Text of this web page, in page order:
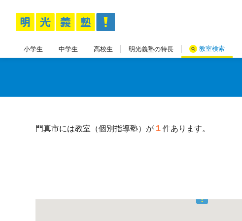
高校生
中学生
小学生 明光義塾の特長 教室検索
門真市には教室（個別指導塾）が 1件あります。